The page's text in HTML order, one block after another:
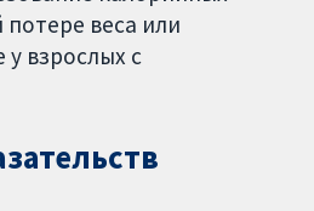
веса или
у взрослых с